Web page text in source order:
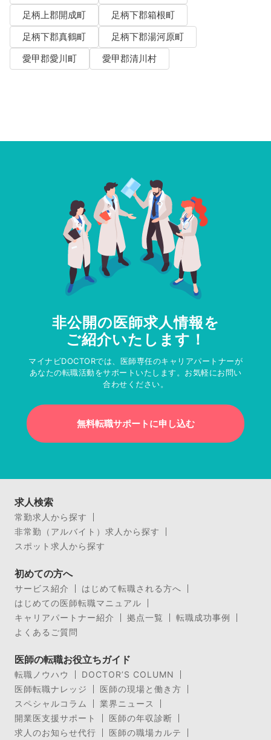
足柄上郡開成町
足柄下郡箱根町
足柄下郡真鶴町
足柄下郡湯河原町
愛甲郡愛川町
愛甲郡清川村
非公開の医師求人情報を
ご紹介いたします！
マイナビDOCTORでは、医師専任のキャリアパートナーが
あなたの転職活動をサポートいたします。お気軽にお問い
合わせください。
無料転職サポートに申し込む
求人検索
常勤求人から探す
非常勤（アルバイト）求人から探す
スポット求人から探す
初めての方へ
サービス紹介
はじめて転職される方へ
はじめての医師転職マニュアル
キャリアパートナー紹介
拠点一覧
転職成功事例
よくあるご質問
医師の転職お役立ちガイド
転職ノウハウ
DOCTOR’S COLUMN
医師転職ナレッジ
医師の現場と働き方
スペシャルコラム
業界ニュース
開業医支援サポート
医師の年収診断
求人のお知らせ代行
医師の職場カルテ